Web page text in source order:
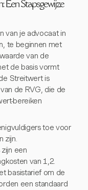
Een Stapsgewijze
van je advocaat in
te beginnen met
van de
de basis vormt
Streitwert is
de RVG, die de
bereiken
toe voor
zijn.
een
van 1,2.
basistarief om de
een standaard